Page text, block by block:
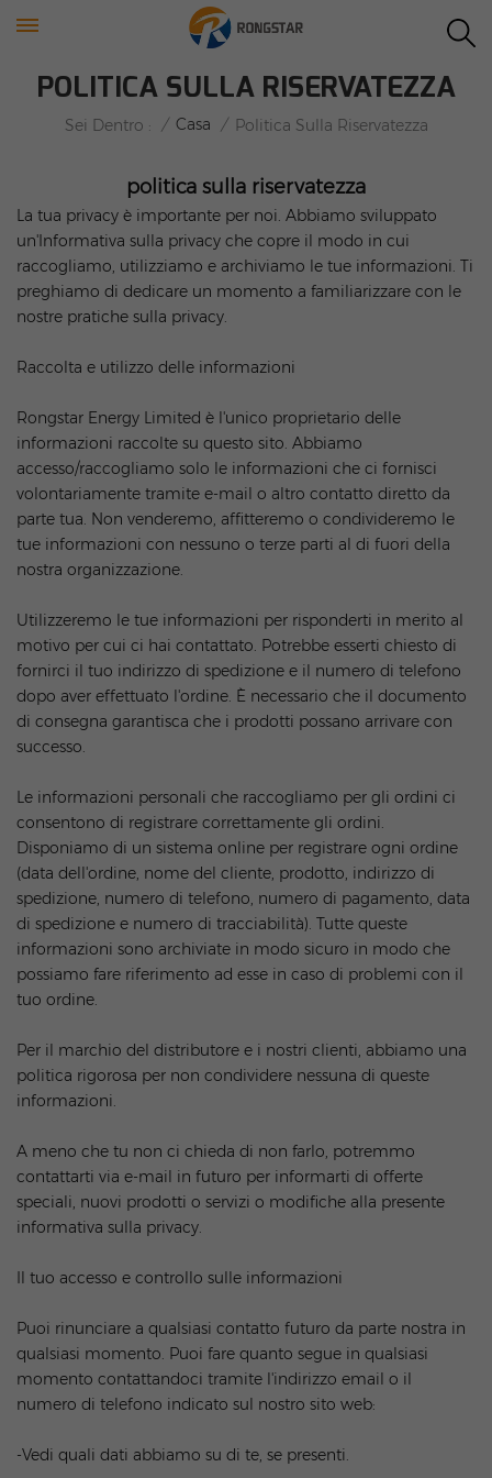
POLITICA SULLA RISERVATEZZA
Sei Dentro : / Casa / Politica Sulla Riservatezza
politica sulla riservatezza
La tua privacy è importante per noi. Abbiamo sviluppato
un'Informativa sulla privacy che copre il modo in cui
raccogliamo, utilizziamo e archiviamo le tue informazioni. Ti
preghiamo di dedicare un momento a familiarizzare con le
nostre pratiche sulla privacy.
Raccolta e utilizzo delle informazioni
Rongstar Energy Limited è l'unico proprietario delle
informazioni raccolte su questo sito. Abbiamo
accesso/raccogliamo solo le informazioni che ci fornisci
volontariamente tramite e-mail o altro contatto diretto da
parte tua. Non venderemo, affitteremo o condivideremo le
tue informazioni con nessuno o terze parti al di fuori della
nostra organizzazione.
Utilizzeremo le tue informazioni per risponderti in merito al
motivo per cui ci hai contattato. Potrebbe esserti chiesto di
fornirci il tuo indirizzo di spedizione e il numero di telefono
dopo aver effettuato l'ordine. È necessario che il documento
di consegna garantisca che i prodotti possano arrivare con
successo.
Le informazioni personali che raccogliamo per gli ordini ci
consentono di registrare correttamente gli ordini.
Disponiamo di un sistema online per registrare ogni ordine
(data dell'ordine, nome del cliente, prodotto, indirizzo di
spedizione, numero di telefono, numero di pagamento, data
di spedizione e numero di tracciabilità). Tutte queste
informazioni sono archiviate in modo sicuro in modo che
possiamo fare riferimento ad esse in caso di problemi con il
tuo ordine.
Per il marchio del distributore e i nostri clienti, abbiamo una
politica rigorosa per non condividere nessuna di queste
informazioni.
A meno che tu non ci chieda di non farlo, potremmo
contattarti via e-mail in futuro per informarti di offerte
speciali, nuovi prodotti o servizi o modifiche alla presente
informativa sulla privacy.
Il tuo accesso e controllo sulle informazioni
Puoi rinunciare a qualsiasi contatto futuro da parte nostra in
qualsiasi momento. Puoi fare quanto segue in qualsiasi
momento contattandoci tramite l'indirizzo email o il
numero di telefono indicato sul nostro sito web:
-Vedi quali dati abbiamo su di te, se presenti.